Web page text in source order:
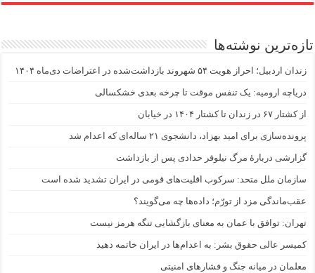
تازه‌ترین نوشته‌ها
زندان اردبیل؛ احراز هویت ۵۴ شهروند بازداشت‌شده در اعتراضات دی‌ماه ۱۴۰۴
دریاچه ارومیه: یک تنفس موقت تا چرخه بعدی خشکسالی
از کشتار ۶۷ در زندان تا کشتار ۱۴۰۴ در خیابان
پرونده‌سازی برای امید بهزاد، دانشجوی ۲۱ ساله‌ای که اعدام شد
گزارشی دربارهٔ مرگ نیلوفر حدادی پس از بازداشت
سازمان ملل متحد: سرکوب اقلیت‌های قومی در ایران تشدید شده است
عقب‌ماندگی مزد از تورّم؛ داده‌ها چه می‌گویند؟
تهران: توافق با عمان به معنای بازگشایی تنگه هرمز نیست
کمیسر عالی حقوق بشر: به اعدام‌ها در ایران خاتمه دهید
معلمان در میانه جنگ و فشارهای امنیتی